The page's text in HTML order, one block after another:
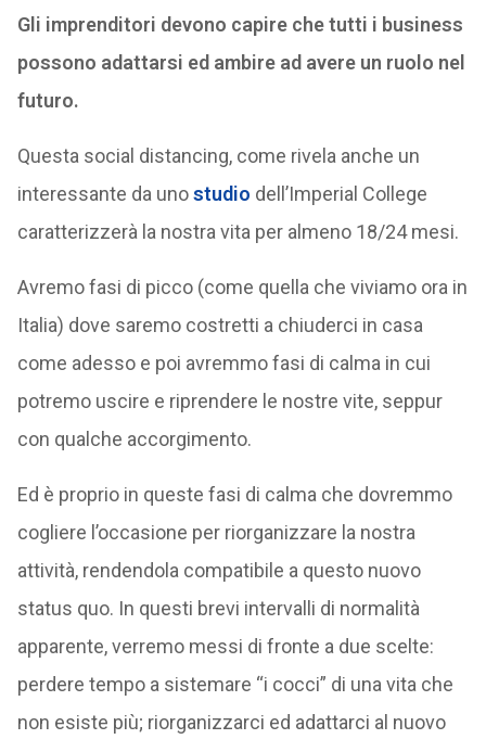
Gli imprenditori devono capire che tutti i business
possono adattarsi ed ambire ad avere un ruolo nel
futuro.
Questa social distancing, come rivela anche un
interessante da unostudio dell’Imperial College
caratterizzerà la nostra vita per almeno 18/24 mesi.
Avremo fasi di picco (come quella che viviamo ora in
Italia) dove saremo costretti a chiuderci in casa
come adesso e poi avremmo fasi di calma in cui
potremo uscire e riprendere le nostre vite, seppur
con qualche accorgimento.
Ed è proprio in queste fasi di calma che dovremmo
cogliere l’occasione per riorganizzare la nostra
attività, rendendola compatibile a questo nuovo
status quo. In questi brevi intervalli di normalità
apparente, verremo messi di fronte a due scelte:
perdere tempo a sistemare “i cocci” di una vita che
non esiste più; riorganizzarci ed adattarci al nuovo